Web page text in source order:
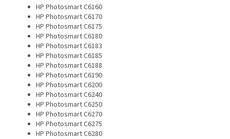
HP Photosmart C6160
HP Photosmart C6170
HP Photosmart C6175
HP Photosmart C6180
HP Photosmart C6183
HP Photosmart C6185
HP Photosmart C6188
HP Photosmart C6190
HP Photosmart C6200
HP Photosmart C6240
HP Photosmart C6250
HP Photosmart C6270
HP Photosmart C6275
HP Photosmart C6280